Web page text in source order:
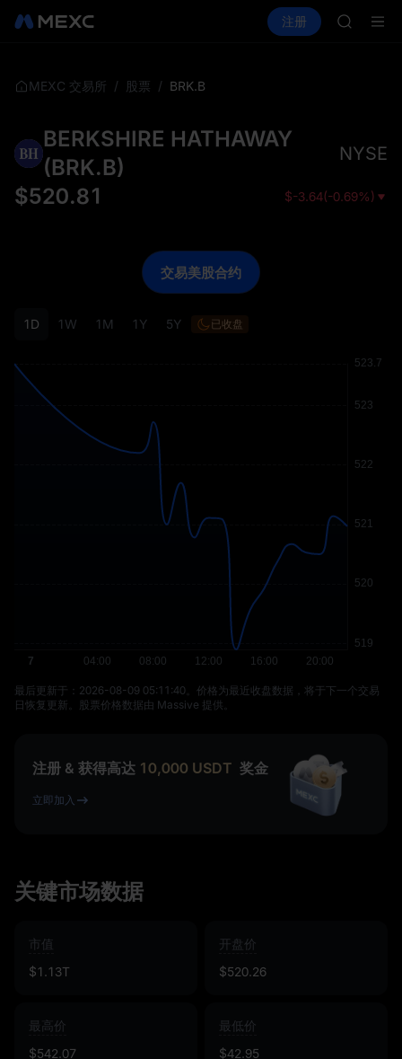
SPCX 理财 活
注册
SKYAI
SPCX 解
MEXC 交易所 / 股票 / BRK.B
BERKSHIRE HATHAWAY
(BRK.B)
NYSE
$520.81 $-3.64(-0.69%)
1D 1W 1M 1Y 5Y 已收盘
最后更新于：⁦2026-08-09 05:11:40⁩。价格为最近收盘数据，将于下一个交易
日恢复更新。股票价格数据由 Massive 提供。
交易美股合约
注册 & 获得高达 10,000 USDT 奖金
立即加入
关键市场数据
市值
$1.13T
开盘价
$520.26
最高价
$542.07
最低价
$42.95